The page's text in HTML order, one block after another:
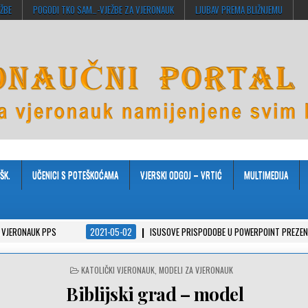
POGODI TKO SAM…-VJEŽBE ZA VJERONAUK LJUBAV PREMA BLIŽNJEMU
UČENICI S POTEŠKOĆAMA VJERSKI ODGOJ – VRTIĆ MULTIMEDIJA
2021-05-02 ISUSOVE PRISPODOBE U POWERPOINT PREZENTACIJAMA
POSTED
KATOLIČKI VJERONAUK, MODELI ZA VJERONAUK
Biblijski grad – model